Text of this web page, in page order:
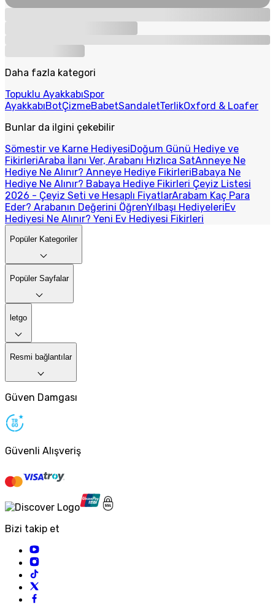
Daha fazla kategori
Topuklu AyakkabıSpor
AyakkabıBotÇizmeBabetSandaletTerlikOxford & Loafer
Bunlar da ilgini çekebilir
Sömestir ve Karne HediyesiDoğum Günü Hediye ve
FikirleriAraba İlanı Ver, Arabanı Hızlıca SatAnneye Ne
Hediye Ne Alınır? Anneye Hediye FikirleriBabaya Ne
Hediye Ne Alınır? Babaya Hediye Fikirleri Çeyiz Listesi
2026 - Çeyiz Seti ve Hesaplı FiyatlarArabam Kaç Para
Eder? Arabanın Değerini ÖğrenYılbaşı HediyeleriEv
Hediyesi Ne Alınır? Yeni Ev Hediyesi Fikirleri
Popüler Kategoriler
Popüler Sayfalar
letgo
Resmi bağlantılar
Güven Damgası
Güvenli Alışveriş
Bizi takip et